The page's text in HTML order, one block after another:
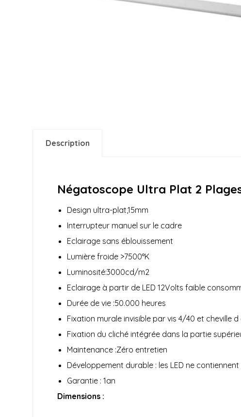
Description
Négatoscope Ultra Plat 2
Design ultra-plat,15mm
Interrupteur manuel sur le cadre
Eclairage sans éblouissement
Lumière froide >7500°K
Luminosité:3000cd/m2
Eclairage à partir de LED 12Volts faible
Durée de vie :50.000 heures
Fixation murale invisible par vis 4/40 et cheville d
Fixation du cliché intégrée dans la partie
Maintenance :Zéro entretien
Développement durable : les LED ne
Garantie : 1an
Dimensions :